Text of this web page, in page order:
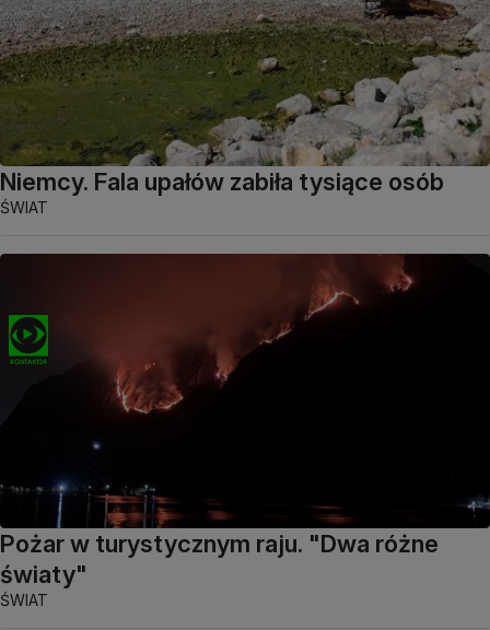
Niemcy. Fala upałów zabiła tysiące osób
ŚWIAT
Pożar w turystycznym raju. "Dwa różne
światy"
ŚWIAT